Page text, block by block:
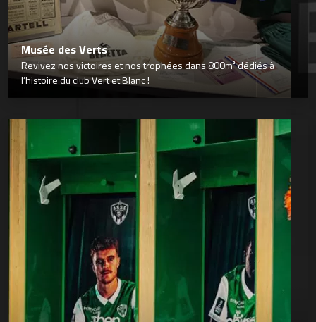
Musée des Verts
Revivez nos victoires et nos trophées dans 800m² dédiés à
l’histoire du club Vert et Blanc !